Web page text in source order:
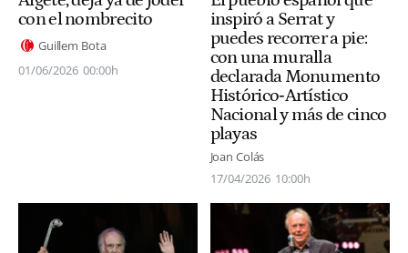
con el nombrecito
Guillem Bota
01/06/2026 00:00h
inspiró a Serrat y
puedes recorrer a pie:
con una muralla
declarada Monumento
Histórico‑Artístico
Nacional y más de cinco
playas
Joan Colás
17/04/2026 10:00h